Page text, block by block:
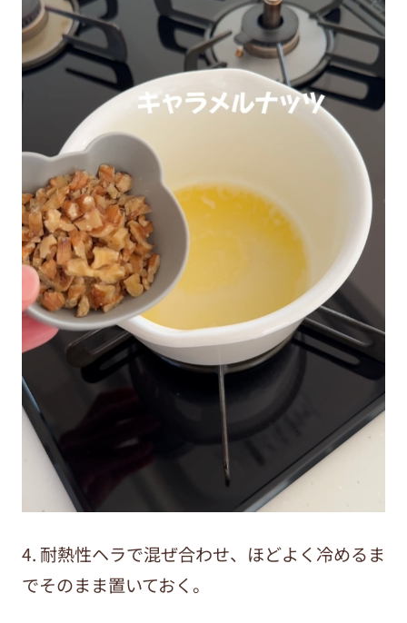
4. 耐熱性ヘラで混ぜ合わせ、ほどよく冷めるま
でそのまま置いておく。